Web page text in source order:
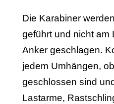
Die Karabiner
geführt und nicht am
Anker geschlagen.
jedem Umhängen,
geschlossen sind
Lastarme,